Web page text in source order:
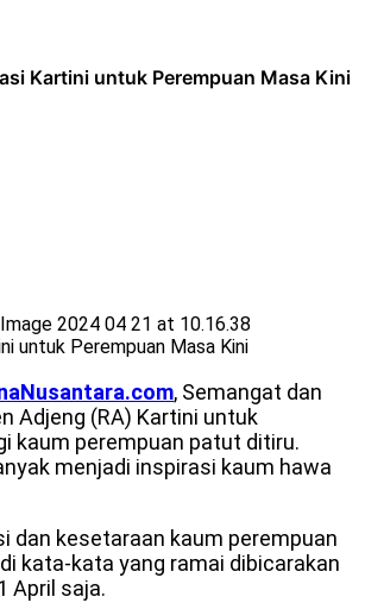
Kartini untuk Perempuan Masa Kini
untuk Perempuan Masa Kini
, Semangat dan
Adjeng (RA) Kartini untuk
kaum perempuan patut ditiru.
menjadi inspirasi kaum hawa
dan kesetaraan kaum perempuan
kata-kata yang ramai dibicarakan
April saja.